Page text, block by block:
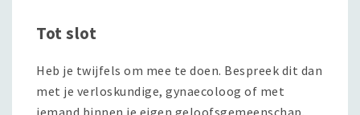
Tot slot
Heb je twijfels om mee te doen. Bespreek dit dan
met je verloskundige, gynaecoloog of met